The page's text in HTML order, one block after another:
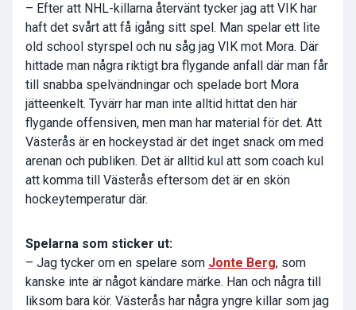
– Efter att NHL-killarna återvänt tycker jag att VIK har
haft det svårt att få igång sitt spel. Man spelar ett lite
old school styrspel och nu såg jag VIK mot Mora. Där
hittade man några riktigt bra flygande anfall där man får
till snabba spelvändningar och spelade bort Mora
jätteenkelt. Tyvärr har man inte alltid hittat den här
flygande offensiven, men man har material för det. Att
Västerås är en hockeystad är det inget snack om med
arenan och publiken. Det är alltid kul att som coach kul
att komma till Västerås eftersom det är en skön
hockeytemperatur där.
Spelarna som sticker ut:
– Jag tycker om en spelare som Jonte Berg, som
kanske inte är något kändare märke. Han och några till
liksom bara kör. Västerås har några yngre killar som jag